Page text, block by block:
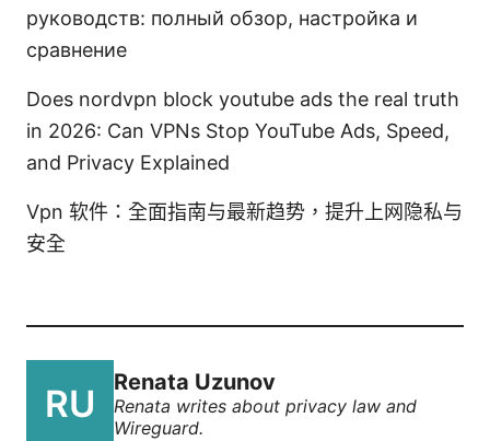
руководств: полный обзор, настройка и
сравнение
Does nordvpn block youtube ads the real truth
in 2026: Can VPNs Stop YouTube Ads, Speed,
and Privacy Explained
Vpn 软件：全面指南与最新趋势，提升上网隐私与
安全
Renata Uzunov
Renata writes about privacy law and
Wireguard.